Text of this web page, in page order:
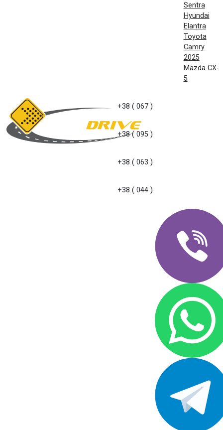
Sentra
Hyundai
Elantra
Toyota
Camry
2025
Mazda CX-
5
+38 ( 067 )
+38 ( 095 )
+38 ( 063 )
+38 ( 044 )